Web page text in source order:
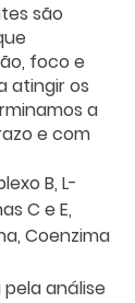
são
foco e
atingir os
a
e com
B, L-
C e E,
Coenzima
pela análise